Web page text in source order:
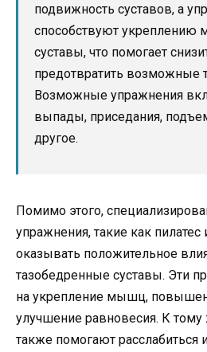
подвижность суставов, а
способствуют
суставы, что помогает
предотвратить возможные
Возможные упражнения
выпады, приседания,
другое.
Помимо этого,
упражнения, такие как пилатес
оказывать положительное
тазобедренные суставы. Эти
на укрепление мышц,
улучшение равновесия. К тому
также помогают расслабиться